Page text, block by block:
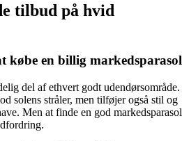
tilbud på hvid
købe en billig markedsparasol
del af ethvert godt udendørsområde.
solens stråler, men tilføjer også stil og
Men at finde en god markedsparasol